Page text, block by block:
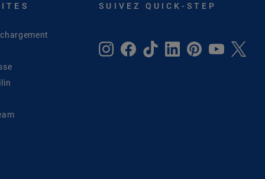
SUIVEZ QUICK-STEP